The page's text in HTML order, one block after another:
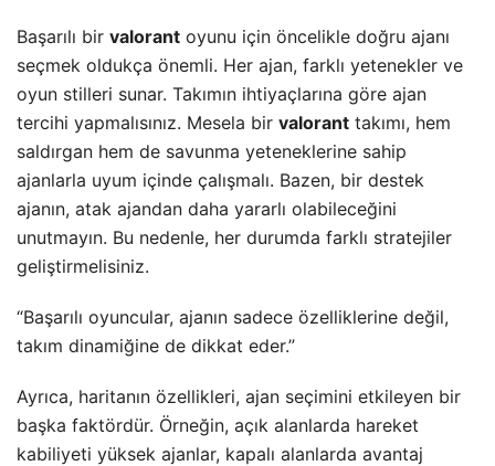
Başarılı bir valorant oyunu için öncelikle doğru ajanı
seçmek oldukça önemli. Her ajan, farklı yetenekler ve
oyun stilleri sunar. Takımın ihtiyaçlarına göre ajan
tercihi yapmalısınız. Mesela bir valorant takımı, hem
saldırgan hem de savunma yeteneklerine sahip
ajanlarla uyum içinde çalışmalı. Bazen, bir destek
ajanın, atak ajandan daha yararlı olabileceğini
unutmayın. Bu nedenle, her durumda farklı stratejiler
geliştirmelisiniz.
“Başarılı oyuncular, ajanın sadece özelliklerine değil,
takım dinamiğine de dikkat eder.”
Ayrıca, haritanın özellikleri, ajan seçimini etkileyen bir
başka faktördür. Örneğin, açık alanlarda hareket
kabiliyeti yüksek ajanlar, kapalı alanlarda avantaj